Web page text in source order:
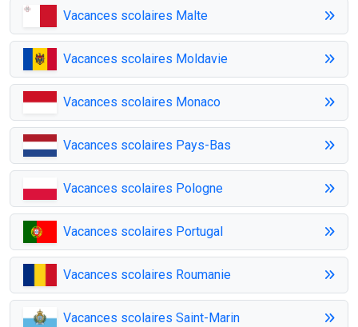
Vacances scolaires Malte
Vacances scolaires Moldavie
Vacances scolaires Monaco
Vacances scolaires Pays-Bas
Vacances scolaires Pologne
Vacances scolaires Portugal
Vacances scolaires Roumanie
Vacances scolaires Saint-Marin